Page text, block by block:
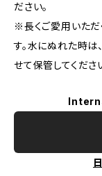
ださい。
※長くご愛用いただ
す。水にぬれた時は
せて保管してくださ